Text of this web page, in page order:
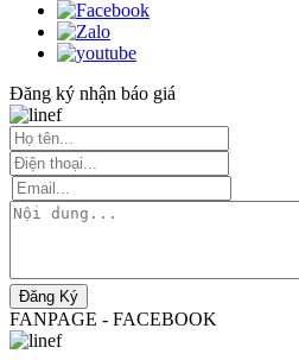
Đăng ký nhận báo giá
Đăng Ký
FANPAGE - FACEBOOK